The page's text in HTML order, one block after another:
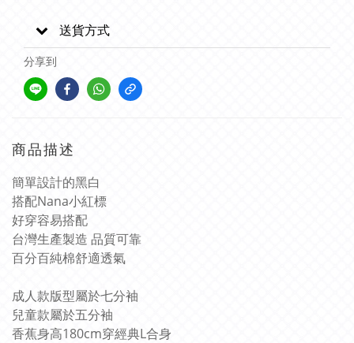
送貨方式
分享到
商品描述
簡單設計的黑白
搭配Nana小紅標
好穿容易搭配
台灣生產製造 品質可靠
百分百純棉舒適透氣
成人款版型屬於七分袖
兒童款屬於五分袖
香蕉身高180cm穿經典L合身